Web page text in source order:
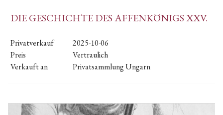
DIE GESCHICHTE DES AFFENKÖNIGS XXV.
Privatverkauf
2025-10-06
Preis
Vertraulich
Verkauft an
Privatsammlung Ungarn